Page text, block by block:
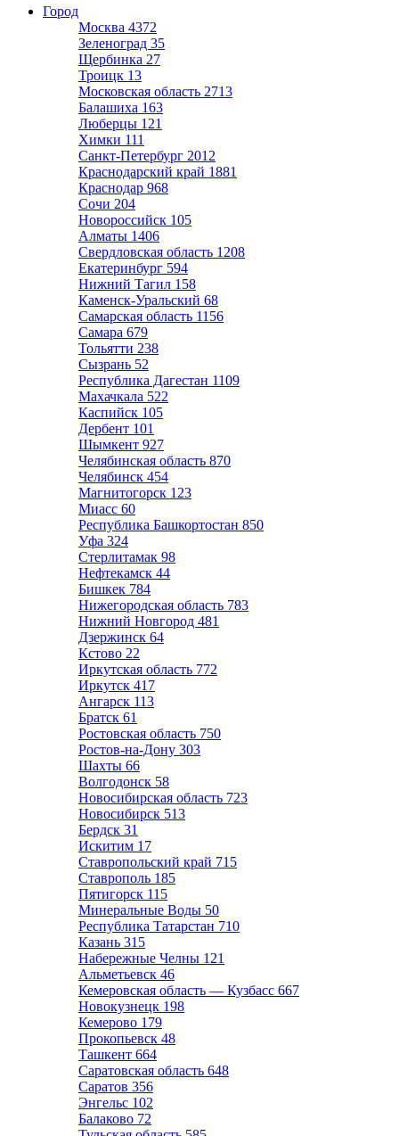
Город
Москва 4372
Зеленоград 35
Щербинка 27
Троицк 13
Московская область 2713
Балашиха 163
Люберцы 121
Химки 111
Санкт-Петербург 2012
Краснодарский край 1881
Краснодар 968
Сочи 204
Новороссийск 105
Алматы 1406
Свердловская область 1208
Екатеринбург 594
Нижний Тагил 158
Каменск-Уральский 68
Самарская область 1156
Самара 679
Тольятти 238
Сызрань 52
Республика Дагестан 1109
Махачкала 522
Каспийск 105
Дербент 101
Шымкент 927
Челябинская область 870
Челябинск 454
Магнитогорск 123
Миасс 60
Республика Башкортостан 850
Уфа 324
Стерлитамак 98
Нефтекамск 44
Бишкек 784
Нижегородская область 783
Нижний Новгород 481
Дзержинск 64
Кстово 22
Иркутская область 772
Иркутск 417
Ангарск 113
Братск 61
Ростовская область 750
Ростов-на-Дону 303
Шахты 66
Волгодонск 58
Новосибирская область 723
Новосибирск 513
Бердск 31
Искитим 17
Ставропольский край 715
Ставрополь 185
Пятигорск 115
Минеральные Воды 50
Республика Татарстан 710
Казань 315
Набережные Челны 121
Альметьевск 46
Кемеровская область — Кузбасс 667
Новокузнецк 198
Кемерово 179
Прокопьевск 48
Ташкент 664
Саратовская область 648
Саратов 356
Энгельс 102
Балаково 72